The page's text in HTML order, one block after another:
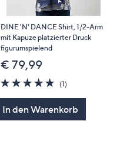
DINE 'N' DANCE Shirt, 1/2-Arm
mit Kapuze platzierter Druck
figurumspielend
€ 79,99
5.0
von
(1)1
In den Warenkorb